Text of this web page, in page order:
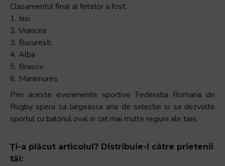
Clasamentul final al fetelor a fost:
1. Iasi
2. Vrancea
3. Bucuresti
4. Alba
5. Brasov
6. Maramures
Prin aceste evenimente sportive Federatia Romana de
Rugby spera sa largeasca aria de selectie si sa dezvolte
sportul cu balonul oval in cat mai multe regiuni ale tarii.
Ți-a plăcut articolul? Distribuie-l către prietenii
tăi: